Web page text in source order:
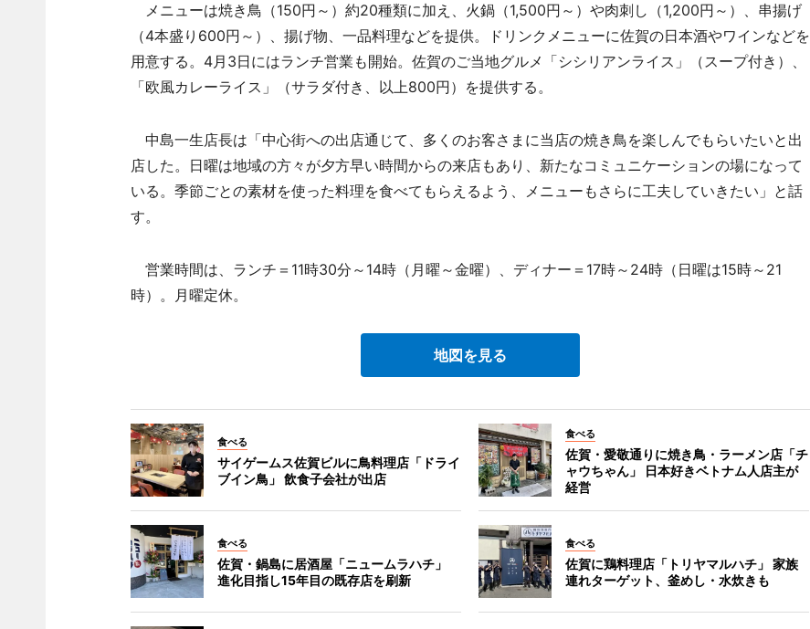
メニューは焼き鳥（150円～）約20種類に加え、火鍋（1,500円～）や肉刺し（1,200円～）、串揚げ
（4本盛り600円～）、揚げ物、一品料理などを提供。ドリンクメニューに佐賀の日本酒やワインなどを
用意する。4月3日にはランチ営業も開始。佐賀のご当地グルメ「シシリアンライス」（スープ付き）、
「欧風カレーライス」（サラダ付き、以上800円）を提供する。
中島一生店長は「中心街への出店通じて、多くのお客さまに当店の焼き鳥を楽しんでもらいたいと出
店した。日曜は地域の方々が夕方早い時間からの来店もあり、新たなコミュニケーションの場になって
いる。季節ごとの素材を使った料理を食べてもらえるよう、メニューもさらに工夫していきたい」と話
す。
営業時間は、ランチ＝11時30分～14時（月曜～金曜）、ディナー＝17時～24時（日曜は15時～21
時）。月曜定休。
地図を見る
食べる
サイゲームス佐賀ビルに鳥料理店「ドライ
ブイン鳥」 飲食子会社が出店
食べる
佐賀・愛敬通りに焼き鳥・ラーメン店「チ
ャウちゃん」 日本好きベトナム人店主が
経営
食べる
佐賀・鍋島に居酒屋「ニュームラハチ」
進化目指し15年目の既存店を刷新
食べる
佐賀に鶏料理店「トリヤマルハチ」 家族
連れターゲット、釜めし・水炊きも